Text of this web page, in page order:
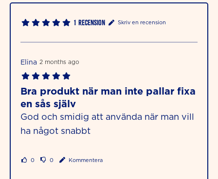
1 Recension Skriv en recension
Elina 2 months ago
Bra produkt när man inte pallar fixa
en sås själv
God och smidig att använda när man vill
ha något snabbt
0 0 Kommentera